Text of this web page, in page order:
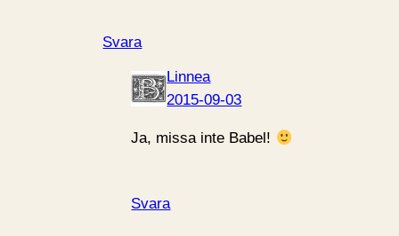
Svara
Linnea
2015-09-03
Ja, missa inte Babel!
Svara